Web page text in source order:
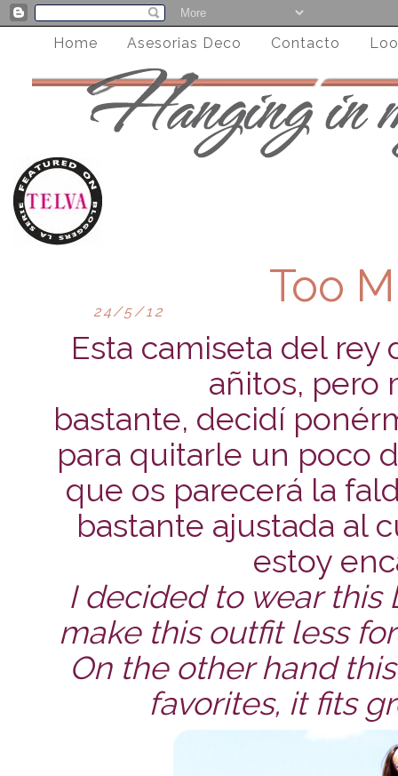
Home Asesorias Deco Contacto
24/5/12 Too
Esta camiseta del
añitos, pero
bastante, decidí
para quitarle un poco
que os parecerá la
bastante ajustada al
estoy
I decided to wear this
make this outfit less
On the other hand
favorites, it fits